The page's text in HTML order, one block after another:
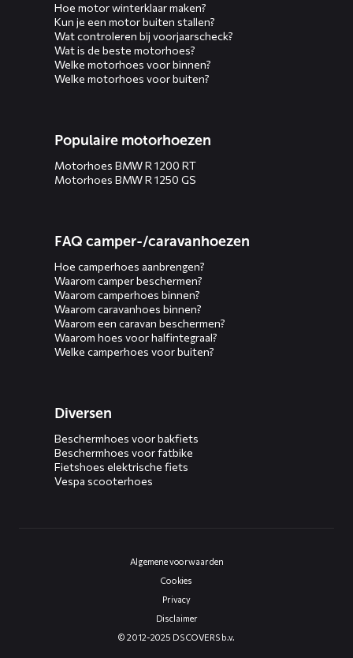
Hoe motor winterklaar maken?
Kun je een motor buiten stallen?
Wat controleren bij voorjaarscheck?
Wat is de beste motorhoes?
Welke motorhoes voor binnen?
Welke motorhoes voor buiten?
Populaire motorhoezen
Motorhoes BMW R 1200 RT
Motorhoes BMW R 1250 GS
FAQ camper-/caravanhoezen
Hoe camperhoes aanbrengen?
Waarom camper beschermen?
Waarom camperhoes binnen?
Waarom caravanhoes binnen?
Waarom een caravan beschermen?
Waarom hoes voor halfintegraal?
Welke camperhoes voor buiten?
Diversen
Beschermhoes voor bakfiets
Beschermhoes voor fatbike
Fietshoes elektrische fiets
Vespa scooterhoes
Algemene voorwaarden
Cookies
Privacy
Disclaimer
© 2012-2025 DS COVERS b.v.